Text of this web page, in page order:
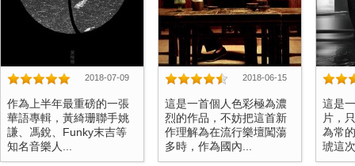
2018-07-09
作為上半年最重磅的一張
華語專輯，黃綺珊聯手姚
謙、馮銳、Funky末吉等
知名音樂人...
2018-06-15
這是一首個人色彩極為濃
烈的作品，不妨把這首新
作理解為在流行樂壇闖蕩
多時，作為國內...
這是
片，
為常
琥這